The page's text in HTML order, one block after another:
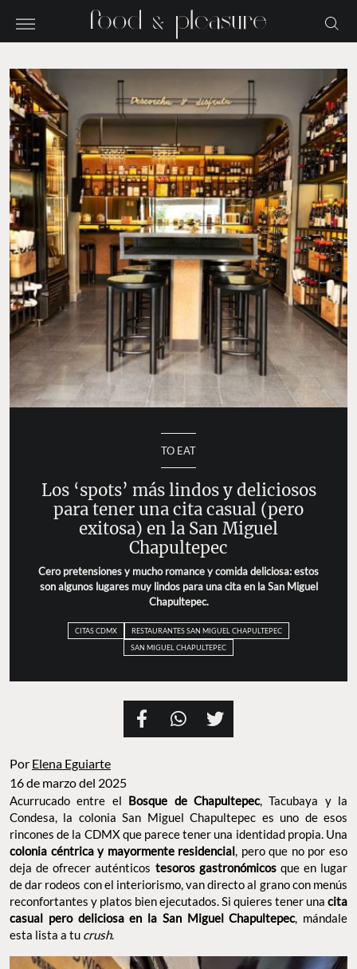
TO EAT
Los ‘spots’ más lindos y deliciosos para
tener una cita casual (pero exitosa) en la
San Miguel Chapultepec
Cero pretensiones y mucho romance y comida deliciosa:
estos son algunos lugares muy lindos para una cita en la
San Miguel Chapultepec.
SAN MIGUEL CHAPULTEPEC
16 de marzo del 2025
Acurrucado entre el Bosque de Chapultepec , Tacubaya y la
Condesa, la colonia San Miguel Chapultepec es uno de esos
rincones de la CDMX que parece tener una identidad propia. Una
colonia céntrica y mayormente residencial, pero que no por
eso deja de ofrecer auténticostesoros gastronómicosque en
lugar de dar rodeos con el interiorismo, van directo al grano con
menús reconfortantes y platos bien ejecutados. Si quieres tener
una cita casual pero deliciosa en la San Miguel Chapultepec